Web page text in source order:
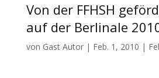
Von der FFHSH
auf der Berlinale
von Gast Autor| Feb. 1, 2010 |